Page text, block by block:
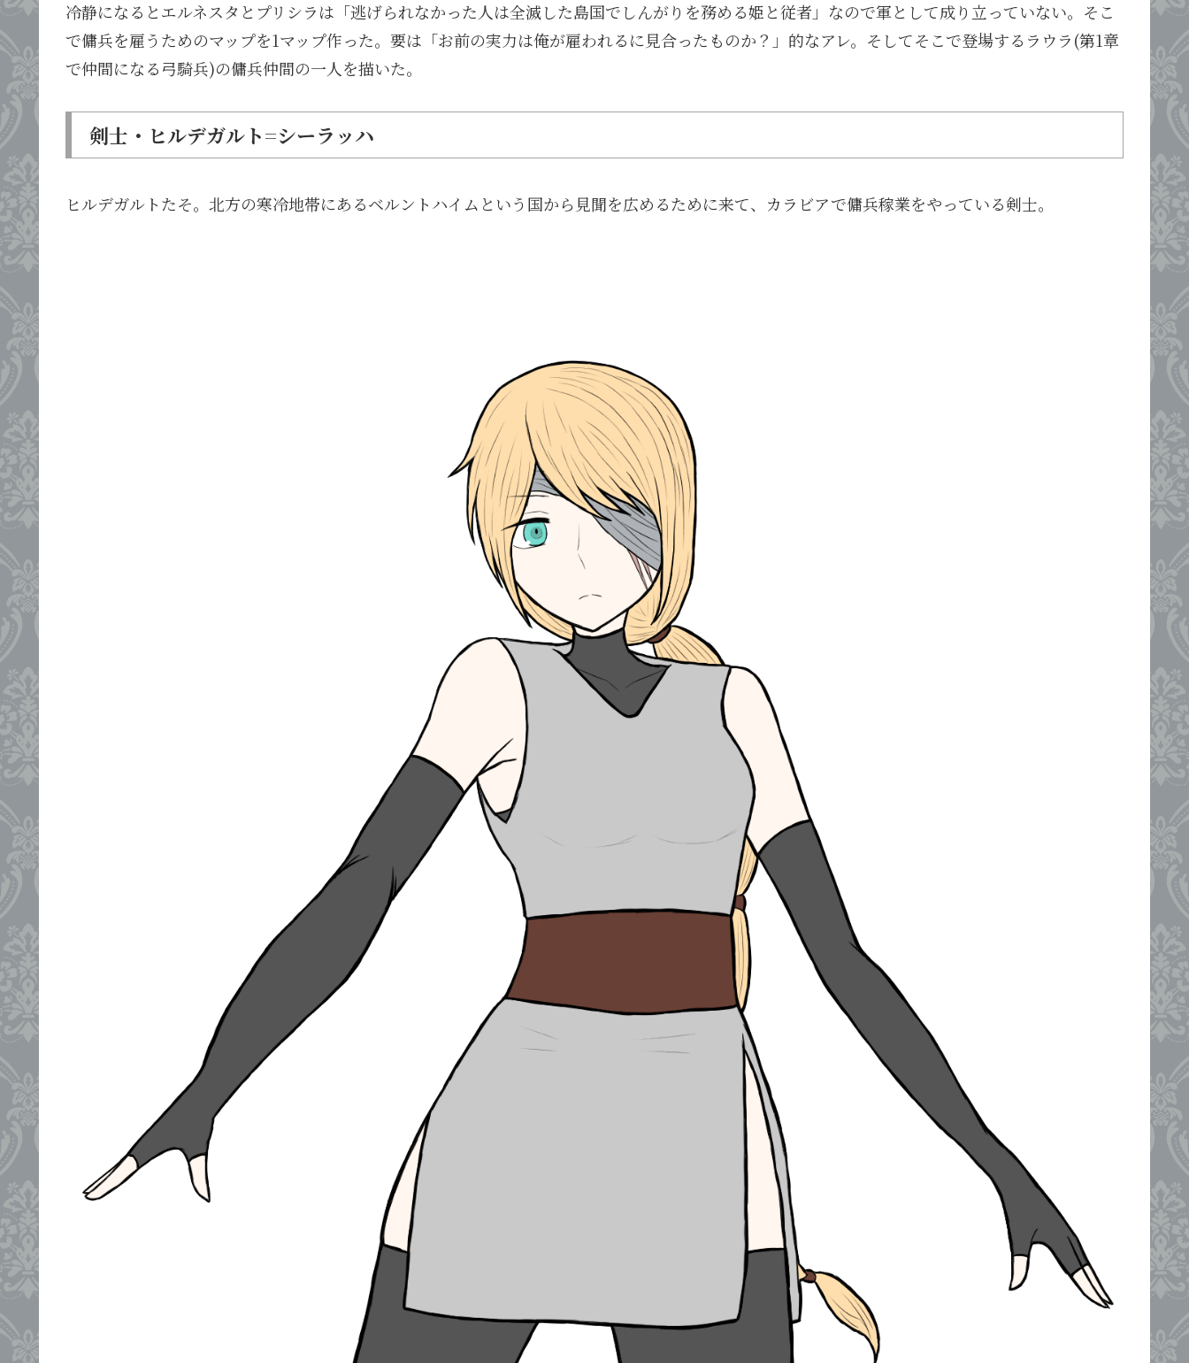
冷静になるとエルネスタとプリシラは「逃げられなかった人は全滅した島国でしんがりを務める姫と従者」なので軍として成り立っていない。そこ
で傭兵を雇うためのマップを1マップ作った。要は「お前の実力は俺が雇われるに見合ったものか？」的なアレ。そしてそこで登場するラウラ(第1章
で仲間になる弓騎兵)の傭兵仲間の一人を描いた。
剣士・ヒルデガルト=シーラッハ
ヒルデガルトたそ。北方の寒冷地帯にあるベルントハイムという国から見聞を広めるために来て、カラビアで傭兵稼業をやっている剣士。